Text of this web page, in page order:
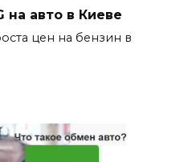
на авто в Киеве
цен на бензин в